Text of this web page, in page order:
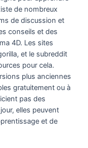
de nombreux
de discussion et
conseils et des
4D. Les sites
et le subreddit
pour cela.
plus anciennes
gratuitement ou à
pas des
elles peuvent
et de